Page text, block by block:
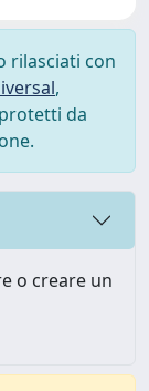
rilasciati con
,
da
o creare un